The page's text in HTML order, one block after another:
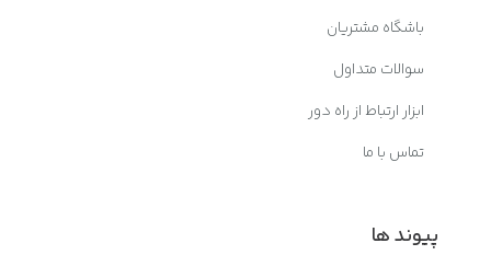
باشگاه مشتریان
سوالات متداول
ابزار ارتباط از راه دور
تماس با ما
پیوند ها